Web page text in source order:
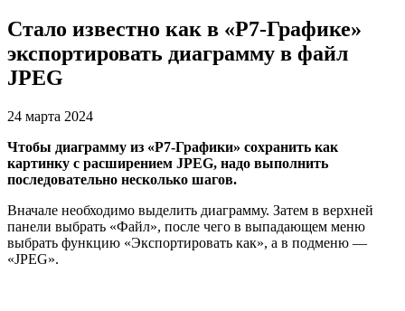
Стало известно как в «Р7-Графике»
экспортировать диаграмму в файл
JPEG
24 марта 2024
Чтобы диаграмму из «Р7-Графики» сохранить как
картинку с расширением JPEG, надо выполнить
последовательно несколько шагов.
Вначале необходимо выделить диаграмму. Затем в верхней
панели выбрать «Файл», после чего в выпадающем меню
выбрать функцию «Экспортировать как», а в подменю —
«JPEG».